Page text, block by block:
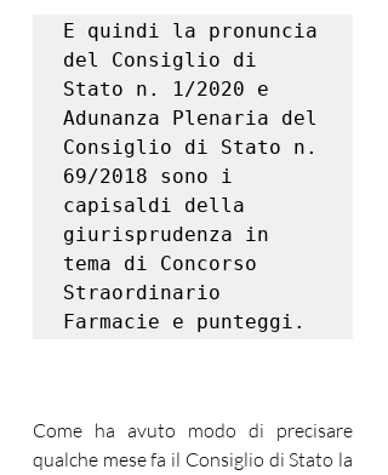
E quindi la pronuncia
del Consiglio di
Stato n. 1/2020 e
Adunanza Plenaria del
Consiglio di Stato n.
69/2018 sono i
capisaldi della
giurisprudenza in
tema di Concorso
Straordinario
Farmacie e punteggi.
Come ha avuto modo di precisare
qualche mese fa il Consiglio di Stato la